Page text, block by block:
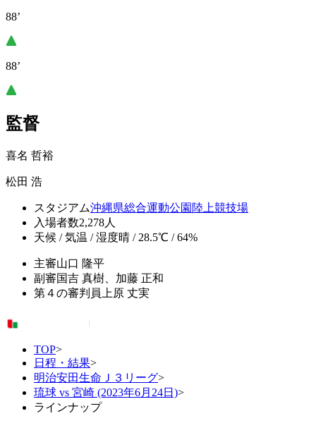
88’
88’
監督
喜名 哲裕
松田 浩
スタジアム沖縄県総合運動公園陸上競技場
入場者数2,278人
天候 / 気温 / 湿度晴 / 28.5℃ / 64%
主審山口 隆平
副審国吉 真樹、加藤 正和
第４の審判員 上原 丈実
TOP>
日程・結果>
明治安田生命Ｊ３リーグ>
琉球 vs 宮崎 (2023年6月24日)>
ラインナップ